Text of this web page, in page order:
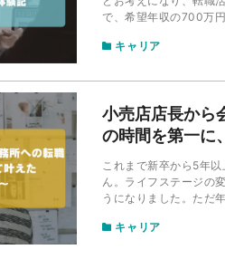
で、希望年収の700万
キャリア
小売店店長から
の時間を第一に
これまで新卒から5年
ん。ライフステージの
うになりました。ただ
介します。
キャリア